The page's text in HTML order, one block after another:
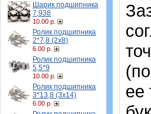
Шарик подшипника
7,938
10.00 р.
Ролик подшипника
2*7,8 (2х8)
6.00 р.
Ролик подшипника
5,5*9
10.00 р.
Ролик подшипника
3*13,8 (3х14)
6.00 р.
ее